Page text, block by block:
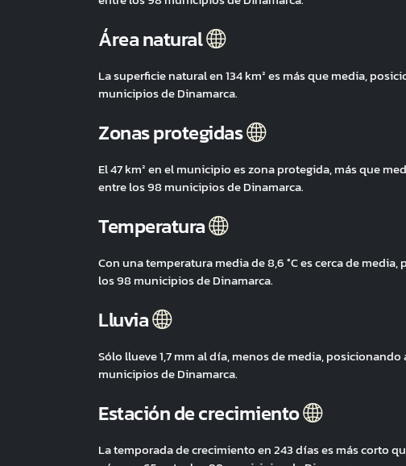
Área natural
La superficie natural en 134 km² es más que media,
municipios de Dinamarca.
Zonas protegidas
El 47 km² en el municipio es zona protegida, más que
entre los 98 municipios de Dinamarca.
Temperatura
Con una temperatura media de 8,6 °C es cerca de
los 98 municipios de Dinamarca.
Lluvia
Sólo llueve 1,7 mm al día, menos de media,
municipios de Dinamarca.
Estación de crecimiento
La temporada de crecimiento en 243 días es más corto